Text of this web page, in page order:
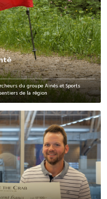
du groupe Ainés et Sports
de la région